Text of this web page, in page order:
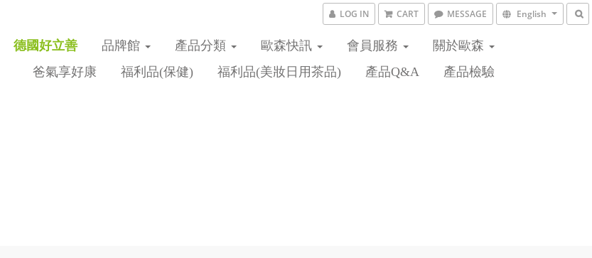
LOG IN CART MESSAGE English
德國好立善 品牌館 產品分類 歐森快訊 會員服務
關於歐森
爸氣享好康
福利品(保健) 福利品(美妝日用茶品) 產品Q&A 產品檢驗